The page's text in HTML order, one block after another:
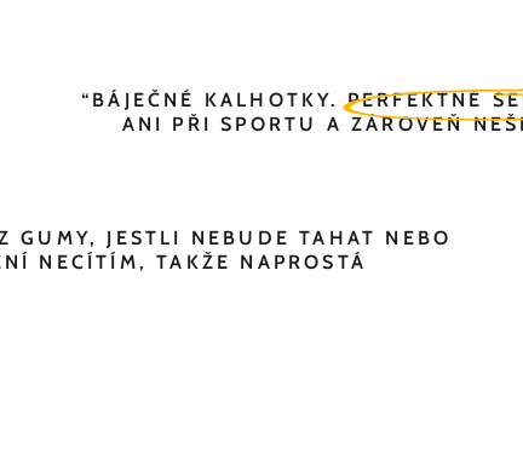
“ BÁJEČNÉ KALHOTKY. PERFEKTNĚ
ANI PŘI SPORTU A ZÁROVEŇ
GUMY, JESTLI NEBUDE TAHAT NEBO
NECÍTÍM, TAKŽE NAPROSTÁ